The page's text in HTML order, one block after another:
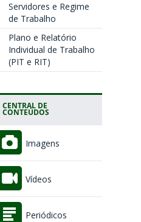
Servidores e Regime
de Trabalho
Plano e Relatório
Individual de Trabalho
(PIT e RIT)
CENTRAL DE
CONTEÚDOS
Imagens
Vídeos
Periódicos